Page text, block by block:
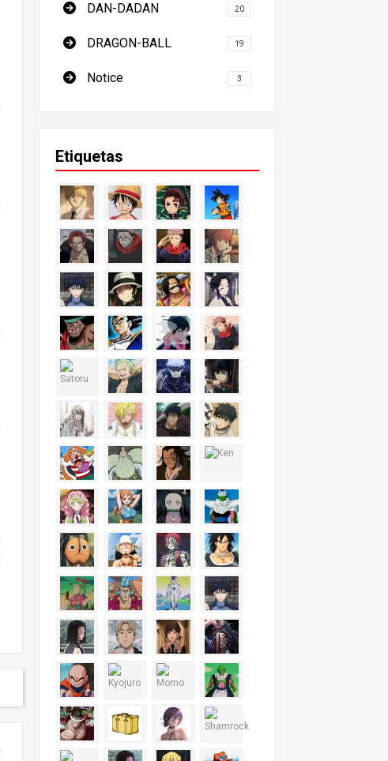
DAN-DADAN 20
DRAGON-BALL 19
Notice 3
Etiquetas